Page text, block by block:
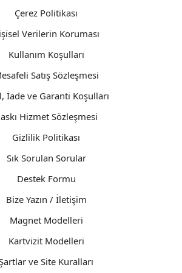
Çerez Politikası
Verilerin Koruması
Kullanım Koşulları
Satış Sözleşmesi
İade ve Garanti Koşulları
Hizmet Sözleşmesi
Gizlilik Politikası
Sık Sorulan Sorular
Destek Formu
Bize Yazın / İletişim
Magnet Modelleri
Kartvizit Modelleri
ve Site Kuralları